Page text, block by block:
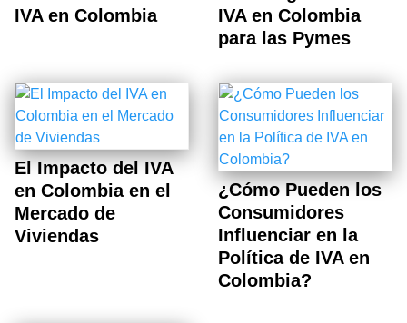
IVA en Colombia
IVA en Colombia
para las Pymes
El Impacto del IVA
en Colombia en el
Mercado de
Viviendas
¿Cómo Pueden los
Consumidores
Influenciar en la
Política de IVA en
Colombia?